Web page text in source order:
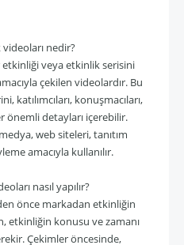
nedir?
veya etkinlik serisini
çekilen videolardır. Bu
katılımcıları, konuşmacıları,
önemli detayları içerebilir.
web siteleri, tanıtım
amacıyla kullanılır.
nasıl yapılır?
önce markadan etkinliğin
etkinliğin konusu ve zamanı
Çekimler öncesinde,